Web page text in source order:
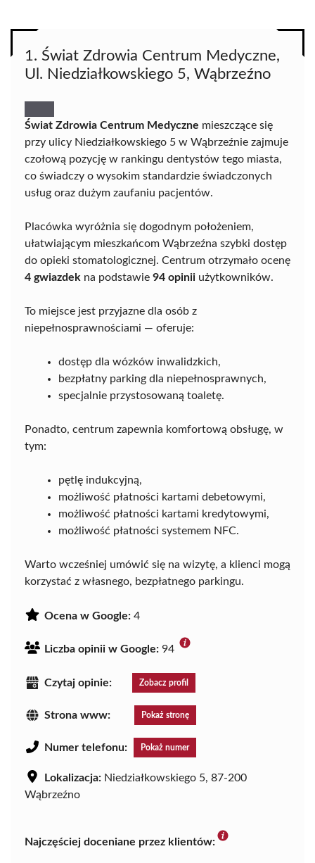
1. Świat Zdrowia Centrum Medyczne,
Ul. Niedziałkowskiego 5, Wąbrzeźno
Świat Zdrowia Centrum Medyczne mieszczące się
przy ulicy Niedziałkowskiego 5 w Wąbrzeźnie zajmuje
czołową pozycję w rankingu dentystów tego miasta,
co świadczy o wysokim standardzie świadczonych
usług oraz dużym zaufaniu pacjentów.
Placówka wyróżnia się dogodnym położeniem,
ułatwiającym mieszkańcom Wąbrzeźna szybki dostęp
do opieki stomatologicznej. Centrum otrzymało ocenę
4 gwiazdek na podstawie 94 opinii użytkowników.
To miejsce jest przyjazne dla osób z
niepełnosprawnościami — oferuje:
dostęp dla wózków inwalidzkich,
bezpłatny parking dla niepełnosprawnych,
specjalnie przystosowaną toaletę.
Ponadto, centrum zapewnia komfortową obsługę, w
tym:
pętlę indukcyjną,
możliwość płatności kartami debetowymi,
możliwość płatności kartami kredytowymi,
możliwość płatności systemem NFC.
Warto wcześniej umówić się na wizytę, a klienci mogą
korzystać z własnego, bezpłatnego parkingu.
Ocena w Google: 4
Liczba opinii w Google: 94
Czytaj opinie: Zobacz profil
Strona www: Pokaż stronę
Numer telefonu: Pokaż numer
Lokalizacja: Niedziałkowskiego 5, 87-200
Wąbrzeźno
Najczęściej doceniane przez klientów: